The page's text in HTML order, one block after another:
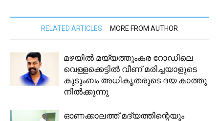
RELATED ARTICLES MORE FROM AUTHOR
മഴയില്‍ മയ്യത്തുംകര റോഡിലെ
വെള്ളക്കെട്ടില്‍ വീണ് മരിച്ചയാളുടെ
കുടുംബം അധികൃതരുടെ ദയ കാത്തു
നില്‍ക്കുന്നു
ഓണക്കാലത്ത് മദ്യത്തിന്റെയും